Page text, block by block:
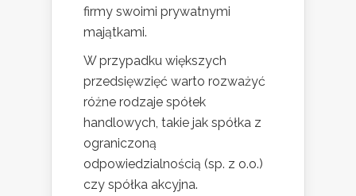
firmy swoimi prywatnymi
majątkami.
W przypadku większych
przedsięwzięć warto rozważyć
różne rodzaje spółek
handlowych, takie jak spółka z
ograniczoną
odpowiedzialnością (sp. z o.o.)
czy spółka akcyjna.